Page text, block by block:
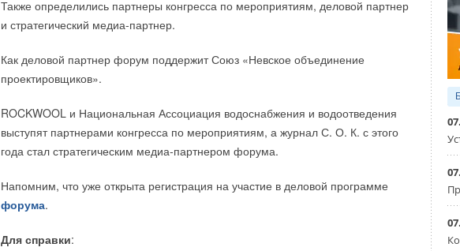
Также определились партнеры конгресса по мероприятиям, деловой партнер
и стратегический медиа-партнер.
Как деловой партнер форум поддержит Союз «Невское объединение
проектировщиков».
ROCKWOOL и Национальная Ассоциация водоснабжения и водоотведения
выступят партнерами конгресса по мероприятиям, а журнал С. О. К. с этого
года стал стратегическим медиа-партнером форума.
Напомним, что уже открыта регистрация на участие в деловой программе
форума.
Для справки: